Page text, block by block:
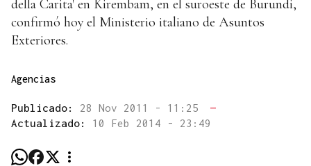
della Carita' en Kirembam, en el suroeste de Burundi,
confirmó hoy el Ministerio italiano de Asuntos
Exteriores.
Agencias
Publicado: 28 Nov 2011 - 11:25
—
Actualizado: 10 Feb 2014 - 23:49